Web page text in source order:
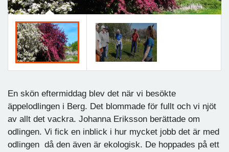
En skön eftermiddag blev det när vi besökte
äppelodlingen i Berg. Det blommade för fullt och vi njöt
av allt det vackra. Johanna Eriksson berättade om
odlingen. Vi fick en inblick i hur mycket jobb det är med
odlingen då den även är ekologisk. De hoppades på ett